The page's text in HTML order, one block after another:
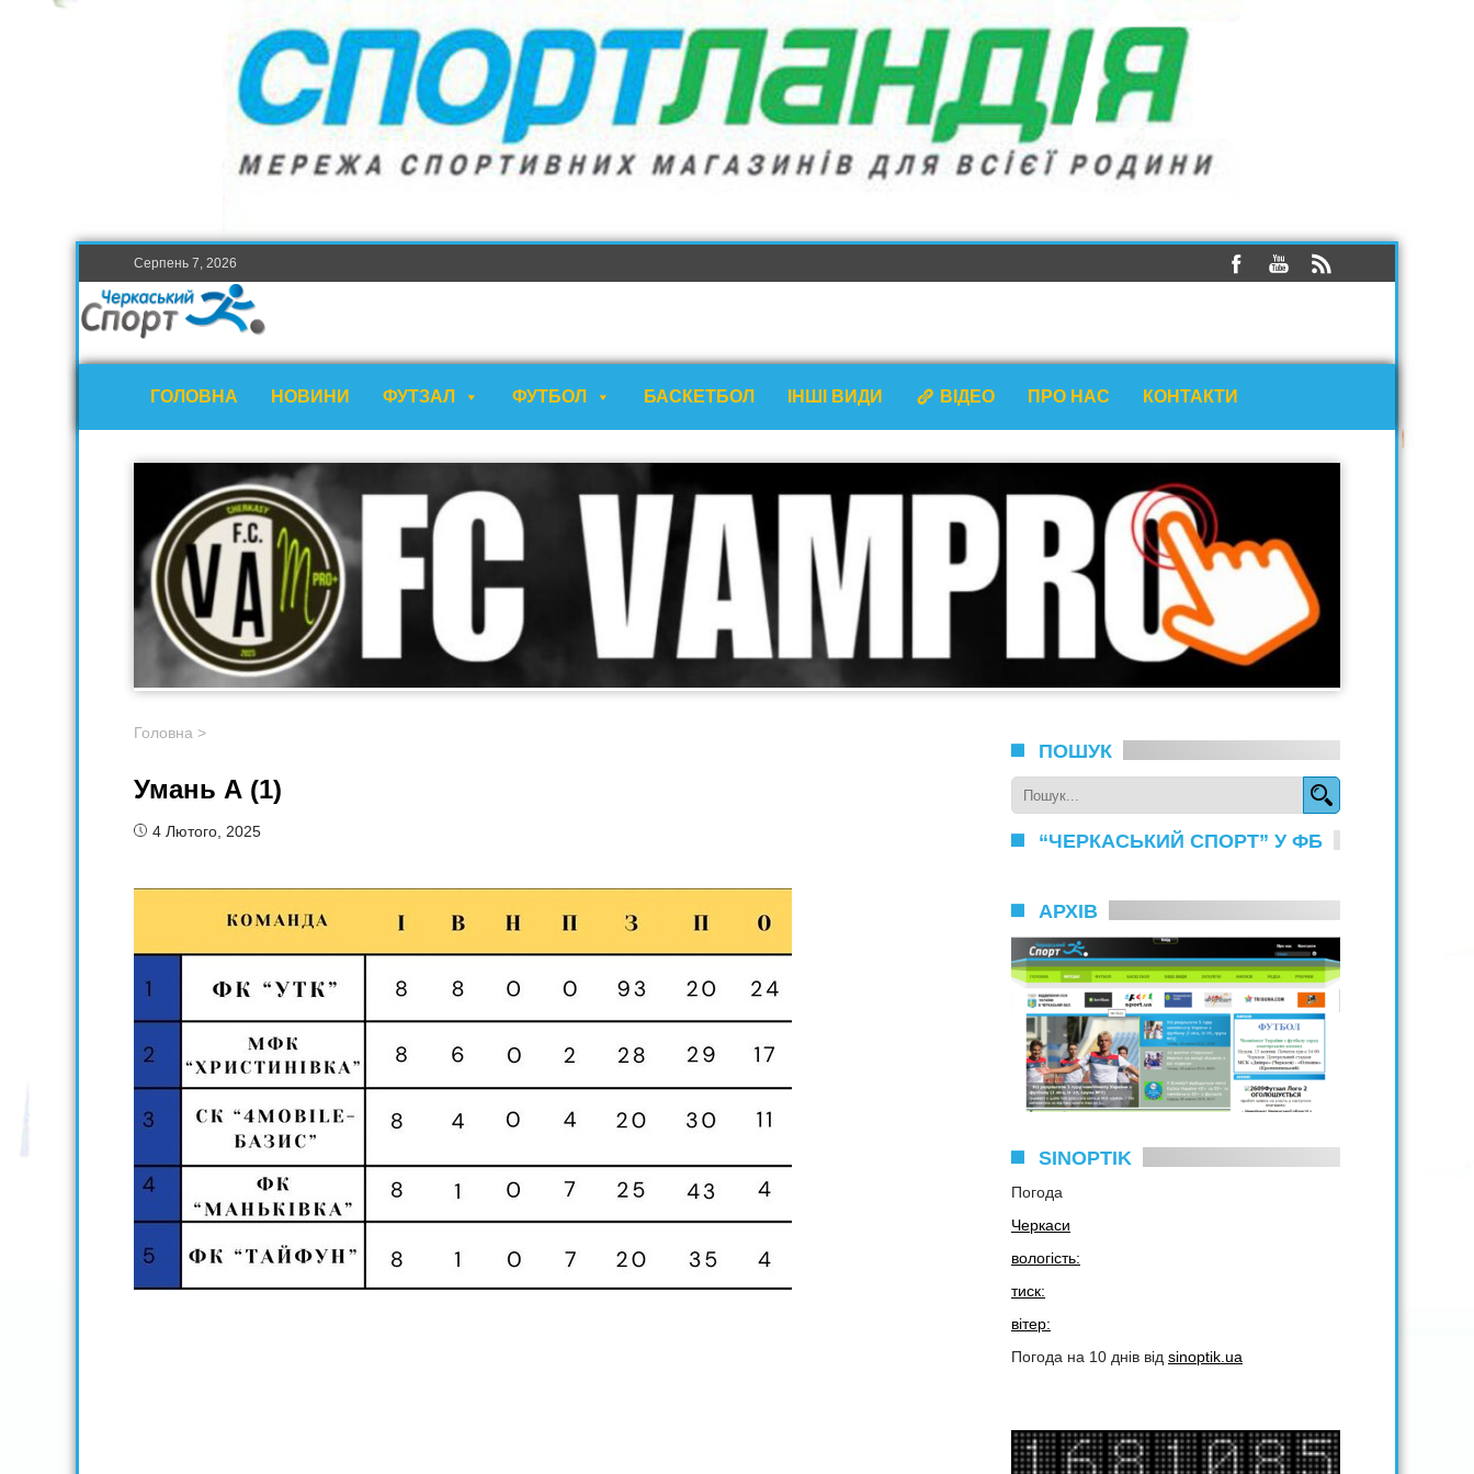
Серпень 7, 2026
ГОЛОВНА НОВИНИ ФУТЗАЛ ФУТБОЛ БАСКЕТБОЛ ІНШІ ВИДИ ВІДЕО ПРО НАС КОНТАКТИ
Головна >
Умань А (1)
4 Лютого, 2025
ПОШУК
“ЧЕРКАСЬКИЙ СПОРТ” У ФБ
АРХІВ
SINOPTIK
Погода
Черкаси
вологість:
тиск:
вітер:
Погода на 10 днів від sinoptik.ua